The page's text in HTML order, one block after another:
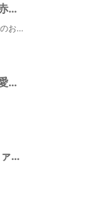
塩原温泉 赤沢温泉旅館
犬・猫スタッフのおもてニャしが魅力のひとつ♪大自然に囲まれた隠れ家的宿で癒やしの休日を。
白雲公園（愛知県名古屋市）
猫カフェ ファミリーズ